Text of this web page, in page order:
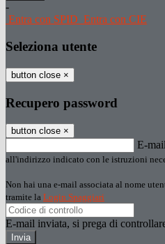
-
Entra con SPID Entra con CIE
Seleziona utente
button close ×
Recupero password
button close ×
E-mail
all'indirizzo indicato con le istruzioni
Non hai una e-mail associata al nome
tramite la Login Spaggiari
E-mail inviata, si prega di